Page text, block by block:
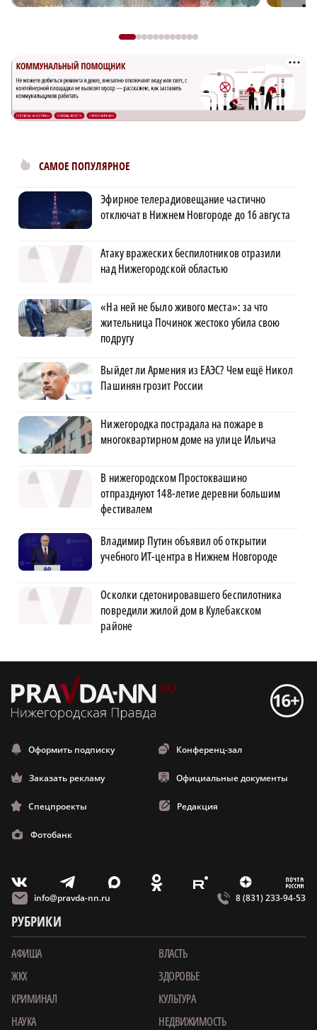
САМОЕ ПОПУЛЯРНОЕ
Эфирное телерадиовещание частично
отключат в Нижнем Новгороде до 16 августа
Атаку вражеских беспилотников отразили
над Нижегородской областью
«На ней не было живого места»: за что
жительница Починок жестоко убила свою
подругу
Выйдет ли Армения из ЕАЭС? Чем ещё Никол
Пашинян грозит России
Нижегородка пострадала на пожаре в
многоквартирном доме на улице Ильича
В нижегородском Простоквашино
отпразднуют 148-летие деревни большим
фестивалем
Владимир Путин объявил об открытии
учебного ИТ-центра в Нижнем Новгороде
Осколки сдетонировавшего беспилотника
повредили жилой дом в Кулебакском
районе
Оформить подписку Конференц-зал
Заказать рекламу Официальные документы
Спецпроекты Редакция
Фотобанк
V T X O E Z m
info@pravda-nn.ru 8 (831) 233-94-53
РУБРИКИ
АФИША
ВЛАСТЬ
ЖКХ
ЗДОРОВЬЕ
КРИМИНАЛ
КУЛЬТУРА
НАУКА
НЕДВИЖИМОСТЬ